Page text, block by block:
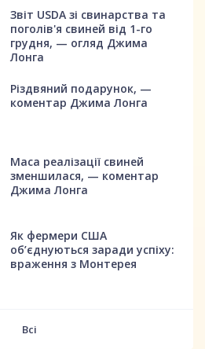
Звіт USDA зі свинарства та
поголів'я свиней від 1-го
грудня, — огляд Джима
Лонга
Різдвяний подарунок, —
коментар Джима Лонга
Маса реалізації свиней
зменшилася, — коментар
Джима Лонга
Як фермери США
об’єднуються заради успіху:
враження з Монтерея
Всі